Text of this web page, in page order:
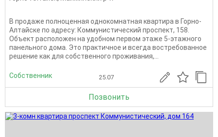
В продаже полноценная однокомнатная квартира в Горно-
Алтайске по адресу: Коммунистический проспект, 158.
Объект расположен на удобном первом этаже 5-этажного
панельного дома. Это практичное и всегда востребованное
решение как для собственного проживания,...
Собственник 25.07
Позвонить